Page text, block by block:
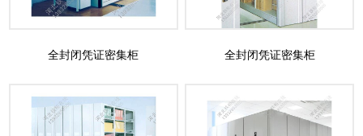
全封闭凭证密集柜 全封闭凭证密集柜